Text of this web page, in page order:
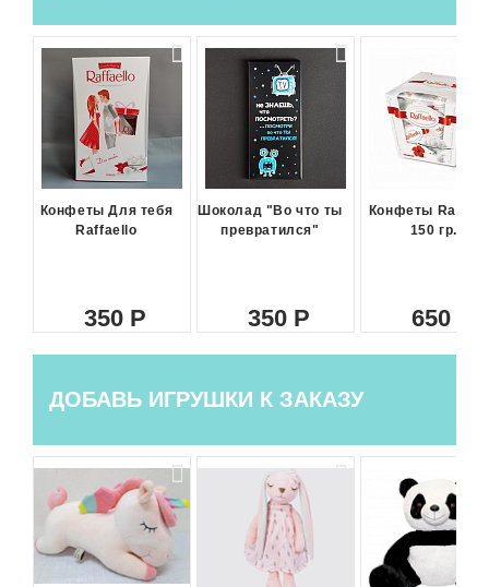
Конфеты Для тебя
Raffaello
350
Шоколад "Во что ты
превратился"
350
Конфеты
150 гр.
650
ДОБАВЬ ИГРУШКИ К ЗАКАЗУ